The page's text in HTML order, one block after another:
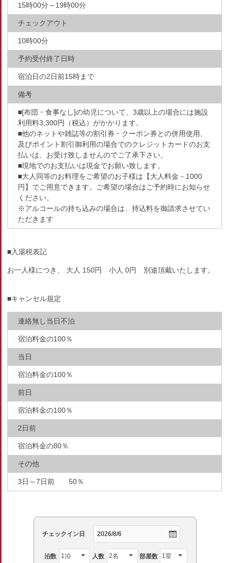
15時00分～19時00分
チェックアウト
10時00分
予約受付終了日時
宿泊日の2日前15時まで
備考
■[布団・食事なし]の幼児について、3歳以上の場合には施設
利用料3,300円（税込）がかかります。
■他のネットや雑誌等の割引券・クーポン券との併用使用、
及びポイント割引御利用の場合でのクレジットカードのお支
払いは、お受け致しませんのでご了承下さい。
■現地でのお支払いは現金でお願い致します。
■大人同等のお料理をご希望のお子様は【大人料金－1000
円】でご用意できます。ご希望の場合はご予約時にお知らせ
ください。
※アルコールの持ち込みの場合は、持込料を御請求させてい
ただきます
■入湯税表記
お一人様につき、 大人 150円 小人 0円 別途頂戴いたします。
■キャンセル規定
連絡無し当日不泊
宿泊料金の100％
当日
宿泊料金の100％
前日
宿泊料金の100％
2日前
宿泊料金の80％
その他
3日～7日前 50％
チェックイン日
泊数 人数 部屋数